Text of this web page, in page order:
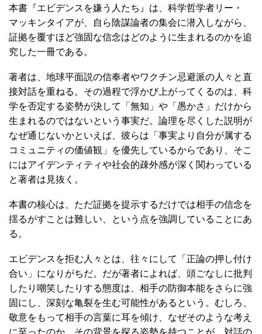
本書『エビデンスを嫌う人たち』は、科学哲学者リー・
マッキンタイアが、自ら陰謀論者の集会に潜入しながら、
証拠を覆すほど強固な信念はどのように生まれるのかを追
究した一冊である。
著者は、地球平面説の信奉者やワクチン忌避派の人々と直
接対話を重ねる。その過程で浮かび上がってくるのは、科
学を否定する姿勢が決して「無知」や「愚かさ」だけから
生まれるのではないという事実だ。論理を尽くした説明が
なぜ通じないかといえば、彼らは「事実より自分が属する
コミュニティの価値観」を優先しているからであり、そこ
にはアイデンティティや社会的疎外感が深く関わっている
と著者は見抜く。
本書の核心は、ただ証拠を提示するだけでは相手の信念を
揺るがすことは難しい、という点を強調していることにあ
る。
エビデンスを拒む人々とは、往々にして「正論の押し付け
合い」になりがちだ。だが著者によれば、頭ごなしに批判
したり嘲笑したりする態度は、相手の防御本能をさらに強
固にし、深刻な亀裂を生む可能性があるという。むしろ、
敬意をもって相手の言葉に耳を傾け、なぜそのような考え